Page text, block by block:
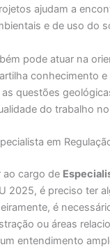
ajudam a
e de uso do
pode atuar na
conhecimento
questões
do trabalho
em
ao cargo de
2025, é preciso ter
é
ou áreas
entendimento